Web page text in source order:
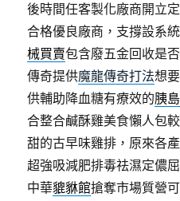
後時間任客製化廠商開立
合格優良廠商，支撐設系
械買賣包含廢五金回收是
傳奇提供魔龍傳奇打法想
供輔助降血糖有療效的胰
合整合鹹酥雞美食懶人包
甜的古早味雞排，原來各
超強吸減肥排毒祛濕定儂
中華貔貅館搶奪市場質營